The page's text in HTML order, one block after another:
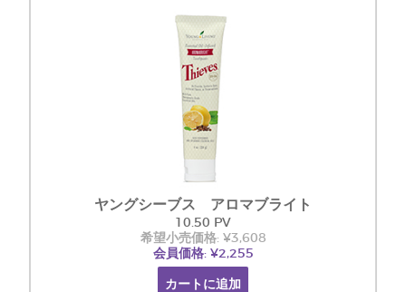
ヤングシーブス アロマブライト
10.50 PV
希望小売価格: ¥3,608
会員価格: ¥2,255
カートに追加